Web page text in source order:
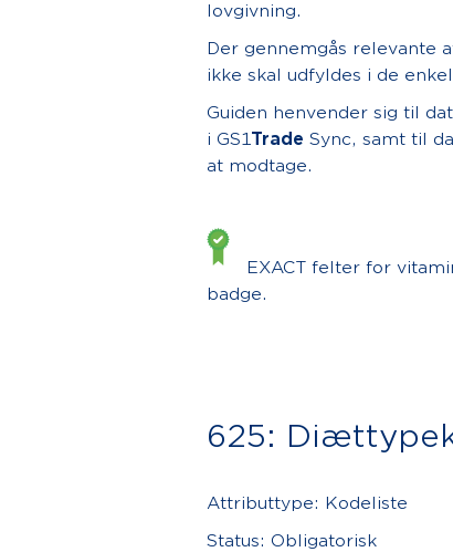
lovgivning.
Der gennemgås relevante
ikke skal udfyldes i de
Guiden henvender sig til
i GS1Trade Sync, samt til
at modtage.
EXACT felter for
badge.
625:
Attributtype: Kodeliste
Status: Obligatorisk